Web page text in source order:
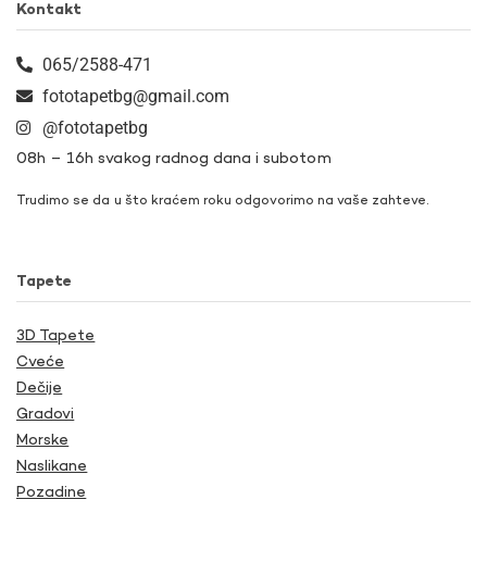
Kontakt
065/2588-471
fototapetbg@gmail.com
@fototapetbg
08h – 16h svakog radnog dana i subotom
Trudimo se da u što kraćem roku odgovorimo na vaše zahteve.
Tapete
3D Tapete
Cveće
Dečije
Gradovi
Morske
Naslikane
Pozadine